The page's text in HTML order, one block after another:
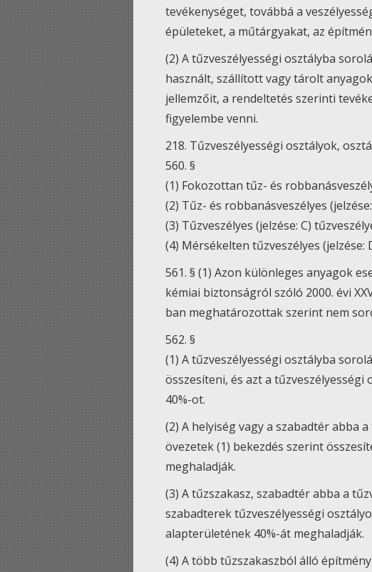
tevékenységet, továbbá a
épületeket, a műtárgyakat, az
(2) A tűzveszélyességi osztályba
használt, szállított vagy tárolt
jellemzőit, a rendeltetés szerinti
figyelembe venni.
218. Tűzveszélyességi osztályok,
560. §
(1) Fokozottan tűz- és
(2) Tűz- és robbanásveszélyes
(3) Tűzveszélyes (jelzése: C)
(4) Mérsékelten tűzveszélyes (jelzése:
561. § (1) Azon különleges anyagok
kémiai biztonságról szóló 2000. évi
ban meghatározottak szerint nem
562. §
(1) A tűzveszélyességi osztályba
összesíteni, és azt a
40%-ot.
(2) A helyiség vagy a szabadtér abba
övezetek (1) bekezdés szerint
meghaladják.
(3) A tűzszakasz, szabadtér abba a
szabadterek tűzveszélyességi
alapterületének 40%-át meghaladják.
(4) A több tűzszakaszból álló